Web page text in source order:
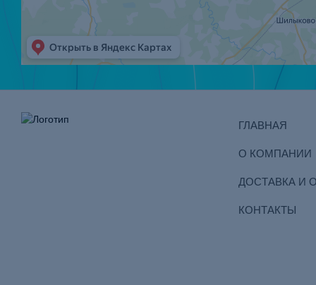
ГЛАВНАЯ
О КОМПАНИИ
ДОСТАВКА И
КОНТАКТЫ